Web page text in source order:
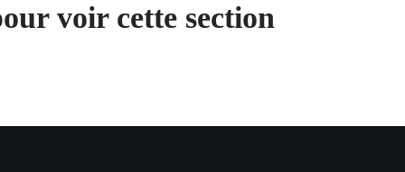
voir cette section